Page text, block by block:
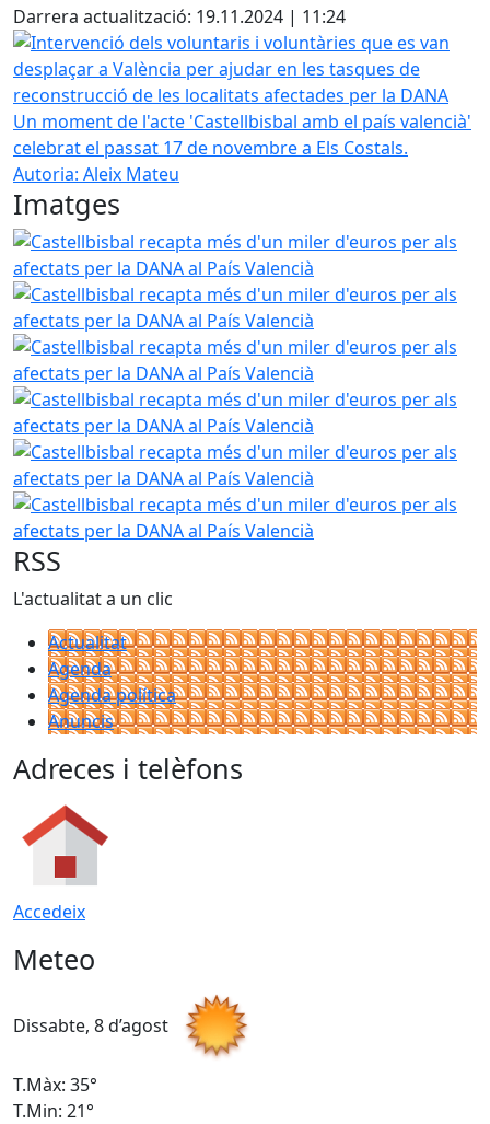
Darrera actualització: 19.11.2024 | 11:24
Intervenció dels voluntaris i voluntàries que es van
Un moment de l'acte 'Castellbisbal amb el país valencià'
celebrat el passat 17 de novembre a Els Costals.
Autoria: Aleix Mateu
Imatges
Castellbisbal recapta més d'un miler d'euros per als
Castellbisbal recapta més d'un miler d'euros per als
Castellbisbal recapta més d'un miler d'euros per als
Castellbisbal recapta més d'un miler d'euros per als
Castellbisbal recapta més d'un miler d'euros per als
Castellbisbal recapta més d'un miler d'euros per als
RSS
L'actualitat a un clic
Actualitat
Agenda
Agenda política
Anuncis
Adreces i telèfons
Accedeix
Meteo
Dissabte, 8 d’agost
T.Màx: 35°
T.Min: 21°